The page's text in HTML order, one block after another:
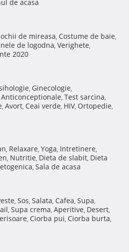
de acasa
de mireasa, Costume de baie,
de logodna, Verighete,
2020
, Ginecologie,
Anticonceptionale, Test sarcina,
, Avort, Ceai verde, HIV, Ortopedie,
, Relaxare, Yoga, Intretinere,
, Nutritie, Dieta de slabit, Dieta
, Sala de acasa
, Sos, Salata, Cafea, Supa,
, Supa crema, Aperitive, Desert,
, Ciorba pui, Ciorba burta,